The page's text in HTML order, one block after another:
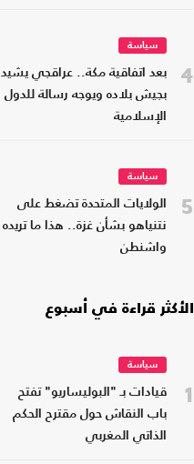
4
سياسة
بعد اتفاقية مكة.. عراقجي يشيد
بجيش بلاده ويوجه رسالة للدول
الإسلامية
5
سياسة
الولايات المتحدة تضغط على
نتنياهو بشأن غزة.. هذا ما تريده
واشنطن
الأكثر قراءة في أسبوع
1
سياسة
قيادات بـ "البوليساريو" تفتح
باب النقاش حول مقترح الحكم
الذاتي المغربي